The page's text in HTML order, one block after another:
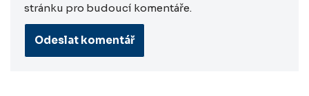
stránku pro budoucí komentáře.